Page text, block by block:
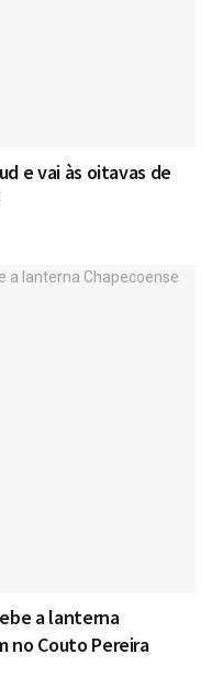
e vai às oitavas de
a lanterna
no Couto Pereira